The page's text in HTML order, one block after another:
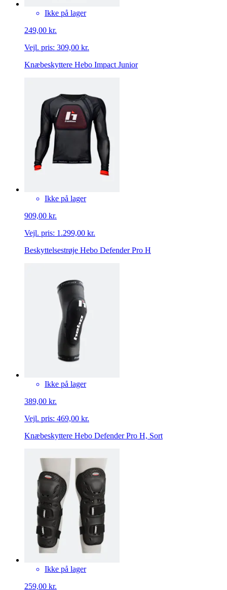
Ikke på lager
249,00 kr.
Vejl. pris: 309,00 kr.
Knæbeskyttere Hebo Impact Junior
Ikke på lager
909,00 kr.
Vejl. pris: 1.299,00 kr.
Beskyttelsestrøje Hebo Defender Pro H
Ikke på lager
389,00 kr.
Vejl. pris: 469,00 kr.
Knæbeskyttere Hebo Defender Pro H, Sort
Ikke på lager
259,00 kr.